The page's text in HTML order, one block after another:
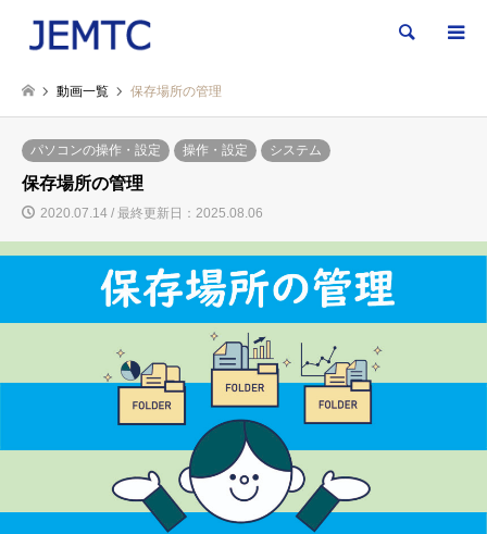
検索
動画一覧 保存場所の管理
パソコンの操作・設定 操作・設定 システム
保存場所の管理
2020.07.14 / 最終更新日：2025.08.06